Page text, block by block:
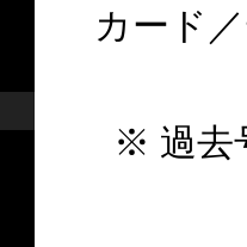
カード
※ 過去